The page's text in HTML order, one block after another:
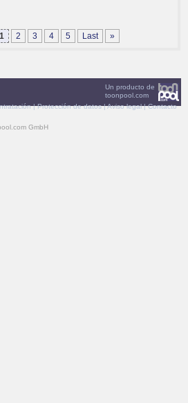
1 2 3 4 5 Last »
Un producto de
toonpool.com
|Protección de datos|Aviso legal|Contacto
GmbH